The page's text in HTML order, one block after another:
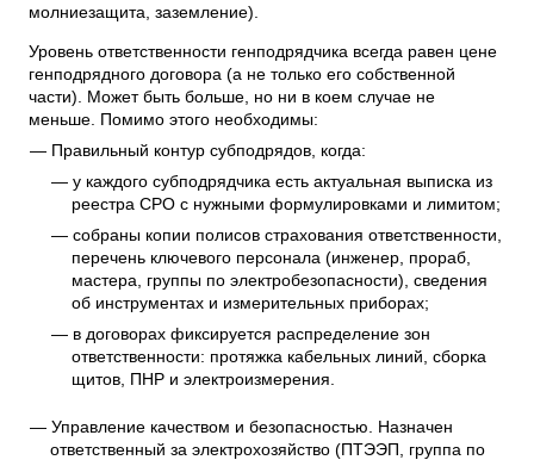
молниезащита, заземление).
Уровень ответственности генподрядчика всегда равен цене
генподрядного договора (а не только его собственной
части). Может быть больше, но ни в коем случае не
меньше. Помимо этого необходимы:
Правильный контур субподрядов, когда:
у каждого субподрядчика есть актуальная выписка из
реестра СРО с нужными формулировками и лимитом;
собраны копии полисов страхования ответственности,
перечень ключевого персонала (инженер, прораб,
мастера, группы по электробезопасности), сведения
об инструментах и измерительных приборах;
в договорах фиксируется распределение зон
ответственности: протяжка кабельных линий, сборка
щитов, ПНР и электроизмерения.
Управление качеством и безопасностью. Назначен
ответственный за электрохозяйство (ПТЭЭП, группа по